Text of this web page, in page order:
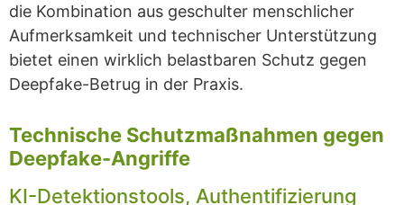
die Kombination aus geschulter menschlicher
Aufmerksamkeit und technischer Unterstützung
bietet einen wirklich belastbaren Schutz gegen
Deepfake-Betrug in der Praxis.
Technische Schutzmaßnahmen gegen
Deepfake-Angriffe
KI-Detektionstools, Authentifizierung